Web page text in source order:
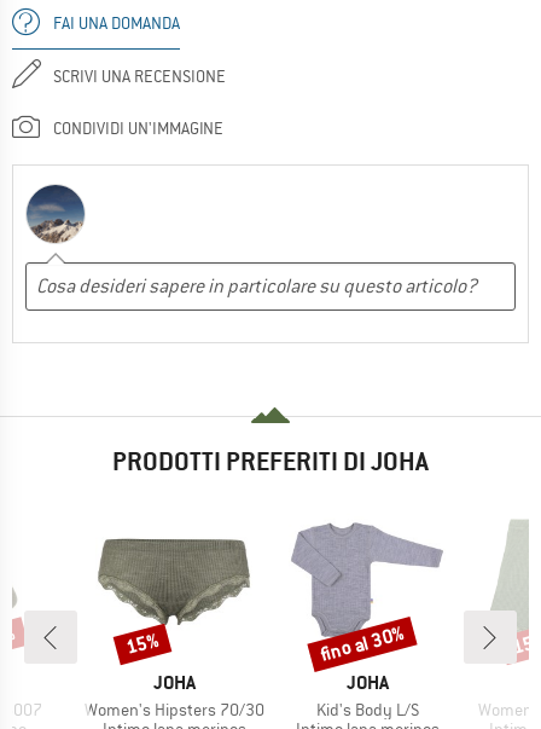
FAI UNA DOMANDA
SCRIVI UNA RECENSIONE
CONDIVIDI UN'IMMAGINE
PRODOTTI PREFERITI DI JOHA
5007
MARCHIO
JOHA
Articolo
Women's Hipsters 70/30
Sconto
15%
MARCHIO
JOHA
Articolo
Kid's Body L/S
Sconto
fino al 30%
Articolo